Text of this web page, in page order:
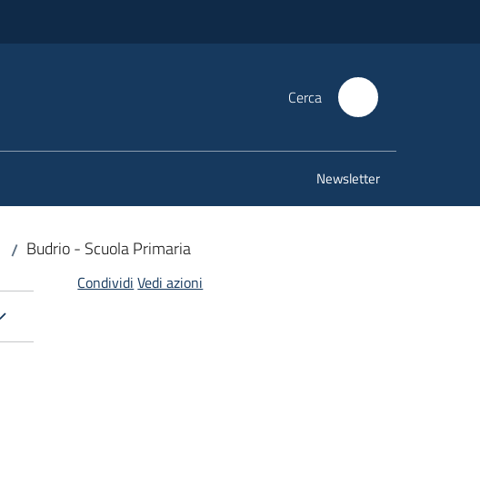
Cerca
Newsletter
/ Budrio - Scuola Primaria
Condividi Vedi azioni